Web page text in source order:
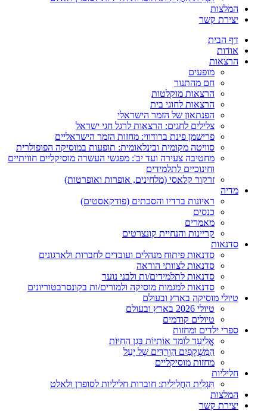
המלצות
יצירת קשר
דף הבית
אודות
הרצאות
מופעים
חם מהתנור
הרצאות מוקלטות
הרצאות לחוגי בית
הפנתאון של הזמר הישראלי
צלילים לחגים: הרצאות לרגל חגי ישראל
פרישמן פינת ברודווי: מחזות הזמר הישראליים
סוויטה מקומית ובינלאומית: תופעות במוסיקה הפופולרית
מחטיבה צעירה ועד יב': מפגשי העשרה מוסיקליים חוויתיים
וחינוכיים לתלמידים
זרקור קלאסי (מלחינים, אופרות ואופרטות)
מדיה
ראיונות ברדיו והסכתים (פודקאסטים)
כנסים
מאמרים
קריינות והנחיית קונצרטים
סדנאות
סדנאות פיתוח מנהלים ועובדים לחברות ולארגונים
סדנאות לצוותי הוראה
סדנאות לתלמידים/ות ולבני נוער
סדנאות למגמות מוסיקה ולמורים/ות בקונסרבטוריונים
טיולי מוסיקה בארץ ובעולם
טיולי 2026 בארץ ובעולם
טיולים קודמים
ספרי ילדים ומחזות
אֱלִיעָד לוֹמֵד אוֹתִיּוֹת בְּגַן הַחַיּוֹת
הַמִּשְׁקָפַיִם הַוְּרֻדִּים שֶׁל יָעֵל
מחזות מוסיקליים
חליליות
תַּגְלִית הַחֲלִילִית: חוברות חליליות לסופרן ולאלט
המלצות
יצירת קשר